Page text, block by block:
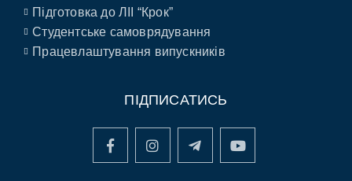
Підготовка до ЛІІ “Крок”
Студентське самоврядування
Працевлаштування випускників
ПІДПИСАТИСЬ